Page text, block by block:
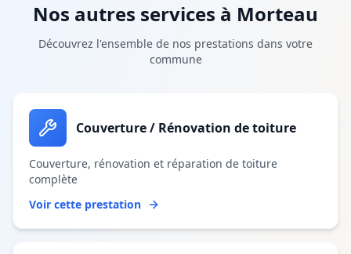
Nos autres services à Morteau
Découvrez l'ensemble de nos prestations dans votre
commune
Couverture / Rénovation de toiture
Couverture, rénovation et réparation de toiture
complète
Voir cette prestation